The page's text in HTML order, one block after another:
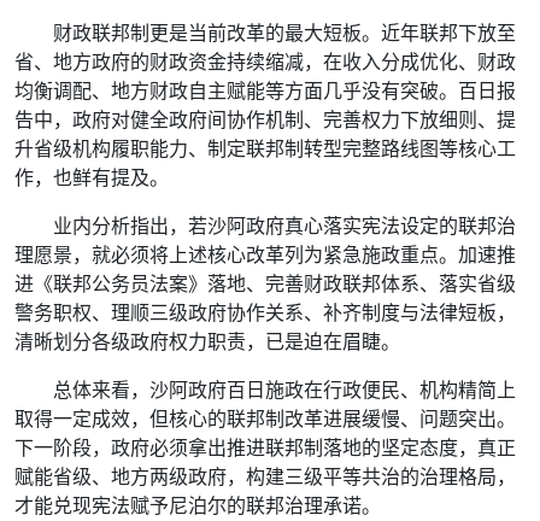
财政联邦制更是当前改革的最大短板。近年联邦下放至
省、地方政府的财政资金持续缩减，在收入分成优化、财政
均衡调配、地方财政自主赋能等方面几乎没有突破。百日报
告中，政府对健全政府间协作机制、完善权力下放细则、提
升省级机构履职能力、制定联邦制转型完整路线图等核心工
作，也鲜有提及。
业内分析指出，若沙阿政府真心落实宪法设定的联邦治
理愿景，就必须将上述核心改革列为紧急施政重点。加速推
进《联邦公务员法案》落地、完善财政联邦体系、落实省级
警务职权、理顺三级政府协作关系、补齐制度与法律短板，
清晰划分各级政府权力职责，已是迫在眉睫。
总体来看，沙阿政府百日施政在行政便民、机构精简上
取得一定成效，但核心的联邦制改革进展缓慢、问题突出。
下一阶段，政府必须拿出推进联邦制落地的坚定态度，真正
赋能省级、地方两级政府，构建三级平等共治的治理格局，
才能兑现宪法赋予尼泊尔的联邦治理承诺。